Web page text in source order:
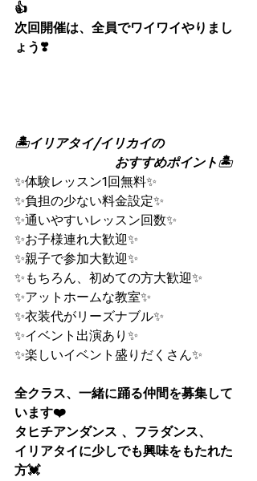
👍
次回開催は、全員でワイワイやりまし
ょう❣️
🏝イリアタイ/イリカイの
おすすめポイント🏝
✨体験レッスン1回無料✨
✨負担の少ない料金設定✨
✨通いやすいレッスン回数✨
✨お子様連れ大歓迎✨
✨親子で参加大歓迎✨
✨もちろん、初めての方大歓迎✨
✨アットホームな教室✨
✨衣装代がリーズナブル✨
✨イベント出演あり✨
✨楽しいイベント盛りだくさん✨
全クラス、一緒に踊る仲間を募集して
います❤️
タヒチアンダンス 、フラダンス、
イリアタイに少しでも興味をもたれた
方💓